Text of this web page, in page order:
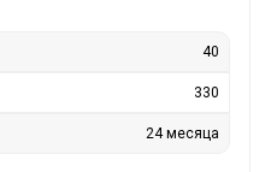
40
330
24 месяца